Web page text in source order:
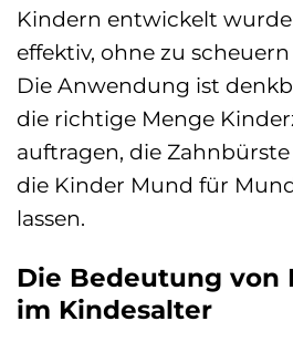
Kindern entwickelt
effektiv, ohne zu
Die Anwendung ist
die richtige Menge
auftragen, die
die Kinder Mund für
lassen.
Die Bedeutung von
im Kindesalter